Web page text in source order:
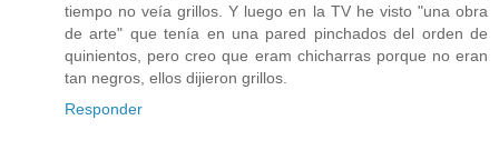
tiempo no veía grillos. Y luego en la TV he visto "una obra
de arte" que tenía en una pared pinchados del orden de
quinientos, pero creo que eram chicharras porque no eran
tan negros, ellos dijieron grillos.
Responder